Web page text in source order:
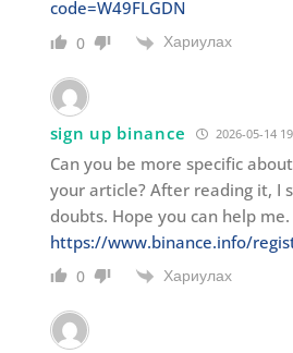
code=W49FLGDN
0 Хариулах
sign up binance 2026-05-14
Can you be more specific
your article? After reading it, I
doubts. Hope you can help me.
https://www.binance.info/
0 Хариулах